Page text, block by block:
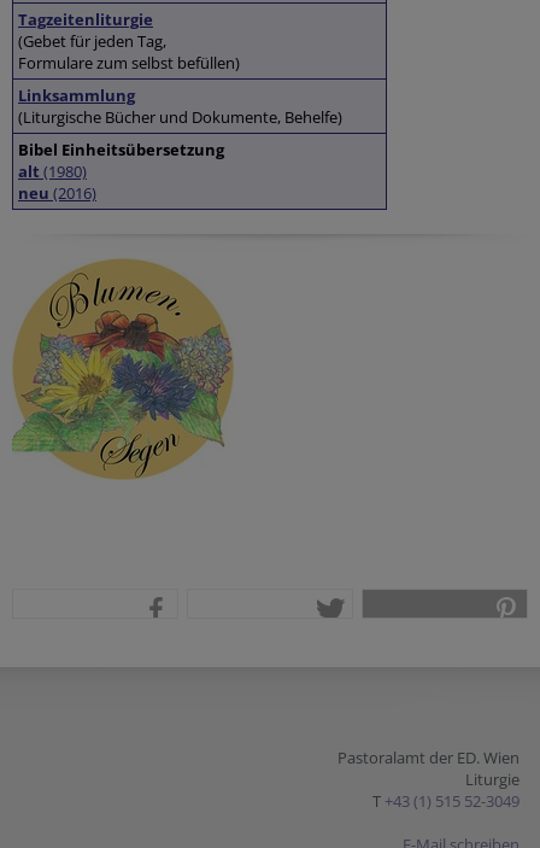
Tagzeitenliturgie
(Gebet für jeden Tag,
Formulare zum selbst befüllen)
Linksammlung
(Liturgische Bücher und Dokumente, Behelfe)
Bibel Einheitsübersetzung
alt (1980)
neu (2016)
Pastoralamt der ED. Wien
Liturgie
T +43 (1) 515 52-3049